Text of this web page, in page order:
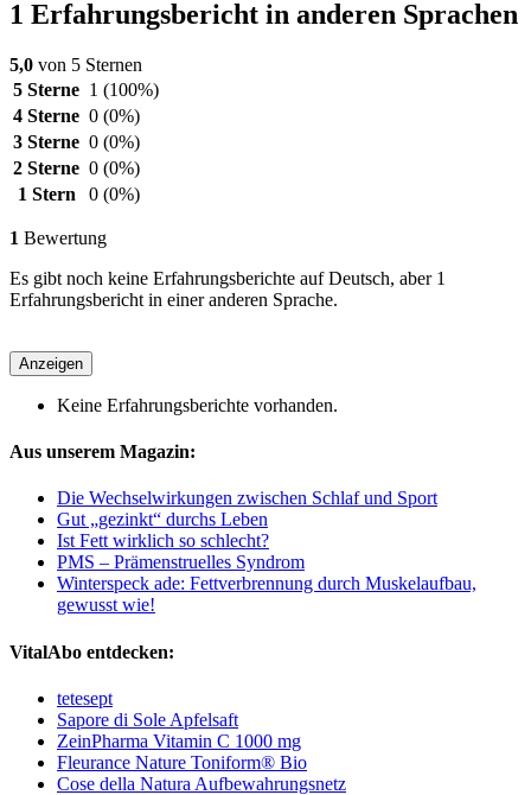
1 Erfahrungsbericht in anderen Sprachen
5,0 von 5 Sternen
5 Sterne 1 (100%)
4 Sterne 0 (0%)
3 Sterne 0 (0%)
2 Sterne 0 (0%)
1 Stern
0 (0%)
1 Bewertung
Es gibt noch keine Erfahrungsberichte auf Deutsch, aber 1
Erfahrungsbericht in einer anderen Sprache.
Anzeigen
Keine Erfahrungsberichte vorhanden.
Aus unserem Magazin:
Die Wechselwirkungen zwischen Schlaf und Sport
Gut „gezinkt“ durchs Leben
Ist Fett wirklich so schlecht?
PMS – Prämenstruelles Syndrom
Winterspeck ade: Fettverbrennung durch Muskelaufbau,
gewusst wie!
VitalAbo entdecken:
tetesept
Sapore di Sole Apfelsaft
ZeinPharma Vitamin C 1000 mg
Fleurance Nature Toniform® Bio
Cose della Natura Aufbewahrungsnetz